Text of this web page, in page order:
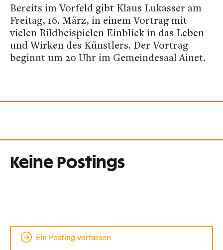
Bereits im Vorfeld gibt Klaus Lukasser am
Freitag, 16. März, in einem Vortrag mit
vielen Bildbeispielen Einblick in das Leben
und Wirken des Künstlers. Der Vortrag
beginnt um 20 Uhr im Gemeindesaal Ainet.
Keine Postings
Ein Posting verfassen